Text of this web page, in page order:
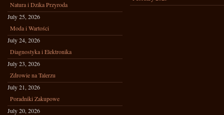
Natura i Dzika Przyroda
July 25, 2026
Moda i Wartości
July 24, 2026
Diagnostyka i Elektronika
July 23, 2026
Zdrowie na Talerzu
July 21, 2026
Poradniki Zakupowe
July 20, 2026